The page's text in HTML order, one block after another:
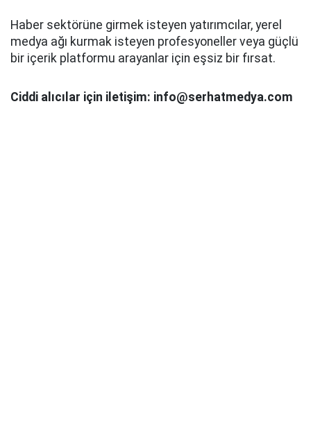
Haber sektörüne girmek isteyen yatırımcılar, yerel
medya ağı kurmak isteyen profesyoneller veya güçlü
bir içerik platformu arayanlar için eşsiz bir fırsat.
Ciddi alıcılar için iletişim: info@serhatmedya.com